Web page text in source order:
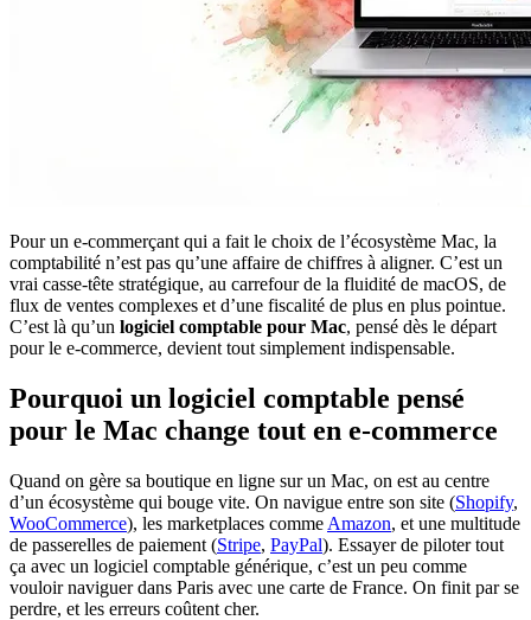
Pour un e-commerçant qui a fait le choix de l’écosystème Mac, la
comptabilité n’est pas qu’une affaire de chiffres à aligner. C’est un
vrai casse-tête stratégique, au carrefour de la fluidité de macOS, de
flux de ventes complexes et d’une fiscalité de plus en plus pointue.
C’est là qu’un logiciel comptable pour Mac, pensé dès le départ
pour le e-commerce, devient tout simplement indispensable.
Pourquoi un logiciel comptable pensé
pour le Mac change tout en e-commerce
Quand on gère sa boutique en ligne sur un Mac, on est au centre
d’un écosystème qui bouge vite. On navigue entre son site (Shopify,
WooCommerce), les marketplaces comme Amazon, et une multitude
de passerelles de paiement (Stripe, PayPal). Essayer de piloter tout
ça avec un logiciel comptable générique, c’est un peu comme
vouloir naviguer dans Paris avec une carte de France. On finit par se
perdre, et les erreurs coûtent cher.